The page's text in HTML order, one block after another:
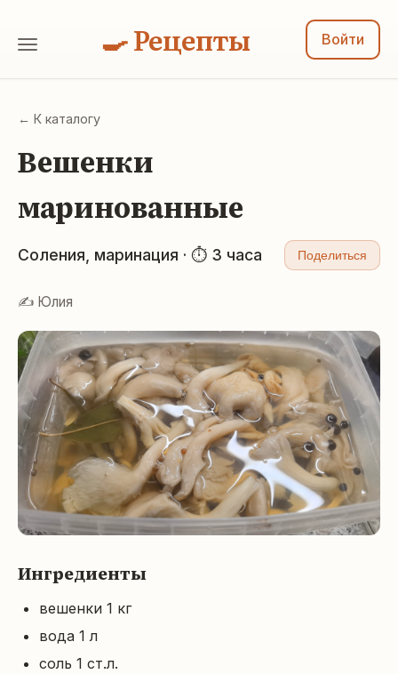
🍳 Рецепты Войти
← К каталогу
Вешенки
маринованные
Соления, маринация · ⏱ 3 часа Поделиться
✍️ Юлия
Ингредиенты
вешенки 1 кг
вода 1 л
соль 1 ст.л.